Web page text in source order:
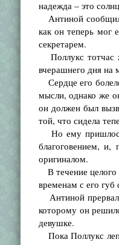
надежда – это
Антиной сообщил
как он теперь мог
секретарем.
Поллукс тотчас
вчерашнего дня на
Сердце его
мысли, однако же
он должен был
той, что сидела
Но ему пришлось
благоговением, и,
оригиналом.
В течение целого
временам с его губ
Антиной прервал
которому он
девушке.
Пока Поллукс